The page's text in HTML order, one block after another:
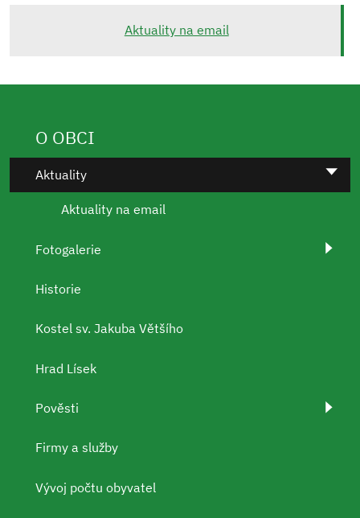
Aktuality na email
O OBCI
Aktuality
Aktuality na email
Fotogalerie
Historie
Kostel sv. Jakuba Většího
Hrad Lísek
Pověsti
Firmy a služby
Vývoj počtu obyvatel